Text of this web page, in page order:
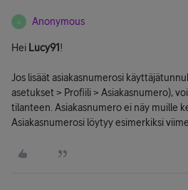
A Anonymous
Hei Lucy91 !
Jos lisäät asiakasnumerosi
asetukset > Profiili > Asiakasnumero),
tilanteen. Asiakasnumero ei näy muille
Asiakasnumerosi löytyy esimerkiksi